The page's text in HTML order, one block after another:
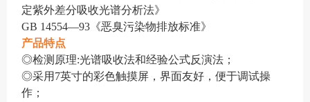
定紫外差分吸收光谱分析法》
GB 14554—93《恶臭污染物排放标准》
产品特点
◎检测原理:光谱吸收法和经验公式反演法；
◎采用 7英寸的彩色触摸屏，界面友好，便于调试操
作 ；